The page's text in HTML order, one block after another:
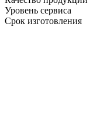
Уровень сервиса
Срок изготовления